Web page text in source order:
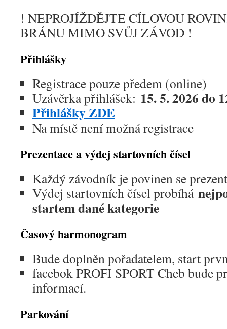
! NEPROJÍŽDĚJTE CÍLOVOU
BRÁNU MIMO SVŮJ ZÁVOD !
Přihlášky
Registrace pouze předem (online)
Uzávěrka přihlášek: 15. 5. 2026 do
Přihlášky ZDE
Na místě není možná registrace
Prezentace a výdej startovních čísel
Každý závodník je povinen se
Výdej startovních čísel probíhá
startem dané kategorie
Časový harmonogram
Bude doplněn pořadatelem, start
facebok PROFI SPORT Cheb bude
informací.
Parkování